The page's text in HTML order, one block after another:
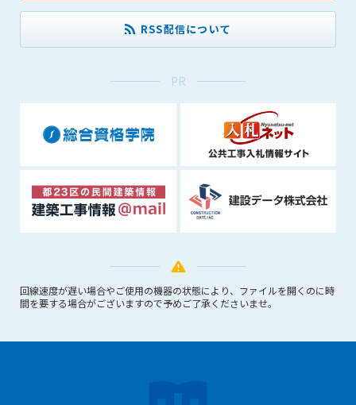
RSS配信について
PR
回線速度が遅い場合やご使用の機器の状態により、ファイルを開くのに時
間を要する場合がございますので予めご了承くださいませ。
第8条（サービスの変更・中止等）
管理者は、会員の承諾なく、本サービス内容の変更(新規追加、
廃止を含み)し、本サービスの運営を中止または廃止することが
被った損害について管理者は､一切の責任をも負わないものと
します。
会員の氏名、住所、性別、年齢、メールアドレスその他本サー
ビスの提供に関連して管理者が知り得た会員の個人情報（以下
個人情報といいます）について、管理者は、以下の各号に該当
する場合を除き、第三者に開示または提供しないものとしま
す。
者に提供する場合
(3) 第三者および管理者の権利、財産、安全等を保護するため
に必要であると管理者が判断した場合